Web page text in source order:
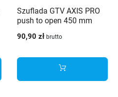
Szuflada GTV AXIS PRO
push to open 450 mm
AXISPRO-P2O-KPL450C1
90,90 zł brutto